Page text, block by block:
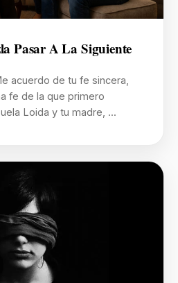
Pasar A La Siguiente
acuerdo de tu fe sincera,
fe de la que primero
Loida y tu madre, ...